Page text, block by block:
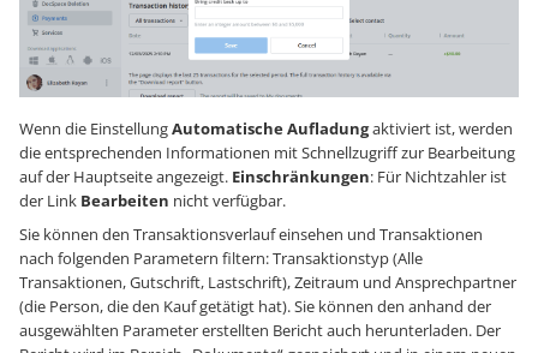
Wenn die EinstellungAutomatische Aufladungaktiviert ist, werden
die entsprechenden Informationen mit Schnellzugriff zur Bearbeitung
auf der Hauptseite angezeigt. Einschränkungen: Für Nichtzahler ist
der Link Bearbeiten nicht verfügbar.
Sie können den Transaktionsverlauf einsehen und Transaktionen
nach folgenden Parametern filtern: Transaktionstyp (Alle
Transaktionen, Gutschrift, Lastschrift), Zeitraum und Ansprechpartner
(die Person, die den Kauf getätigt hat). Sie können den anhand der
ausgewählten Parameter erstellten Bericht auch herunterladen. Der